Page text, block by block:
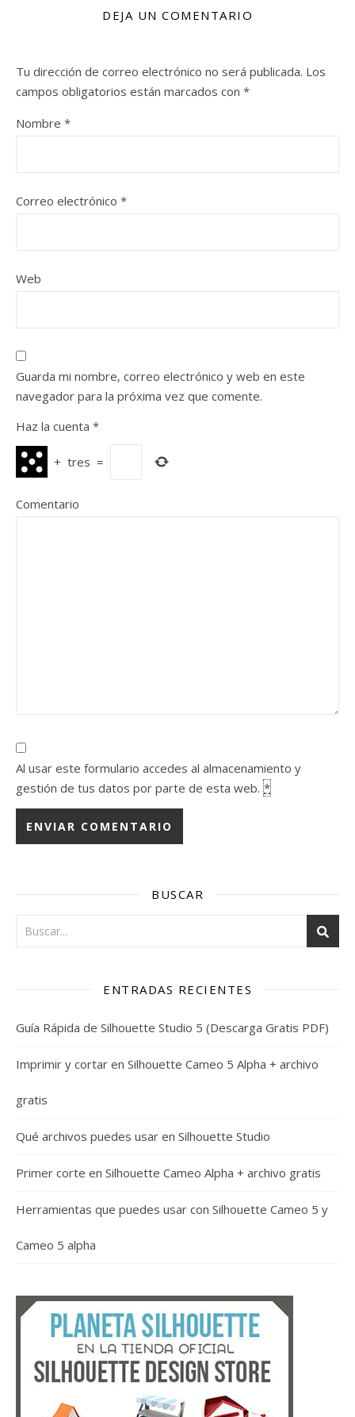
DEJA UN COMENTARIO
Tu dirección de correo electrónico no será publicada. Los
campos obligatorios están marcados con *
Nombre *
Correo electrónico *
Web
Guarda mi nombre, correo electrónico y web en este
navegador para la próxima vez que comente.
Haz la cuenta *
+ tres =
Comentario
Al usar este formulario accedes al almacenamiento y
gestión de tus datos por parte de esta web. *
BUSCAR
ENTRADAS RECIENTES
Guía Rápida de Silhouette Studio 5 (Descarga Gratis PDF)
Imprimir y cortar en Silhouette Cameo 5 Alpha + archivo
gratis
Qué archivos puedes usar en Silhouette Studio
Primer corte en Silhouette Cameo Alpha + archivo gratis
Herramientas que puedes usar con Silhouette Cameo 5 y
Cameo 5 alpha